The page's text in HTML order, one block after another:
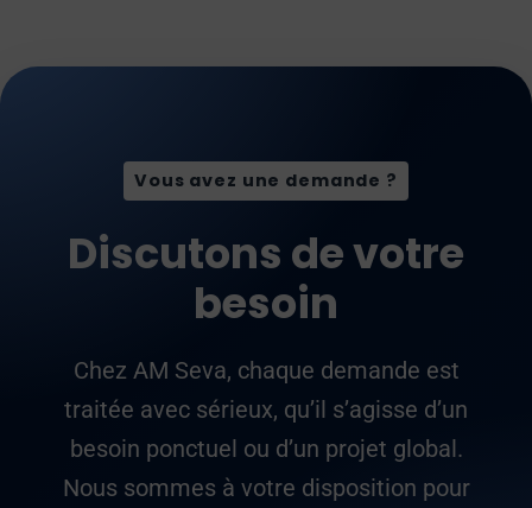
Vous avez une demande ?
Discutons de votre
besoin
Chez AM Seva, chaque demande est
traitée avec sérieux, qu’il s’agisse d’un
besoin ponctuel ou d’un projet global.
Nous sommes à votre disposition pour